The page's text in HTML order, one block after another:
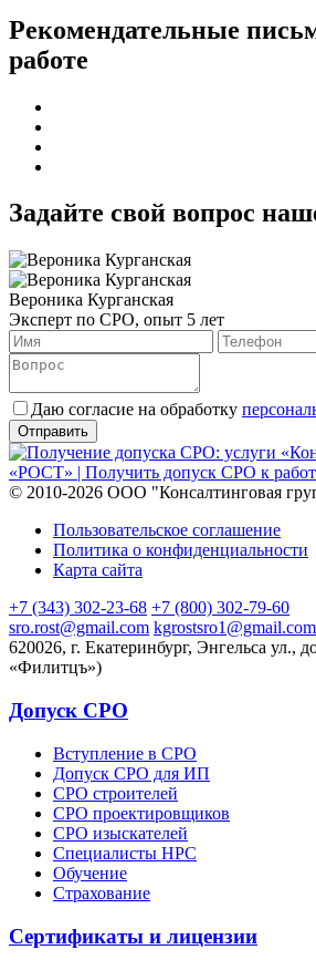
Рекомендательные
работе
Задайте свой вопрос
Вероника Курганская
Эксперт по СРО, опыт 5 лет
Даю согласие на обработку
© 2010-2026 ООО "Консалтинговая
Пользовательское соглашение
Политика о конфиденциальности
Карта сайта
+7 (343) 302-23-68 +7 (800) 302-79-60
sro.rost@gmail.com kgrostsro1@gmail.com
620026, г. Екатеринбург, Энгельса ул.,
«Филитцъ»)
Допуск СРО
Вступление в СРО
Допуск СРО для ИП
СРО строителей
СРО проектировщиков
СРО изыскателей
Специалисты НРС
Обучение
Страхование
Сертификаты и лицензии